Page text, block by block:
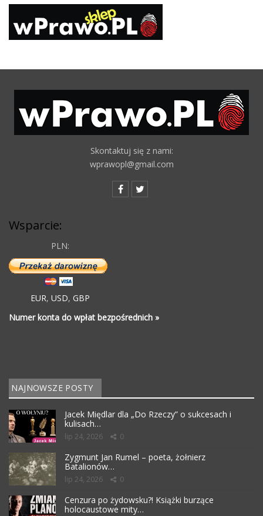
Skontaktuj się z nami:
wprawopl@gmail.com
Wsparcie:
PLN:
EUR, USD, GBP
Numer konta do wpłat bezpośrednich »
NAJNOWSZE POSTY
Jacek Międlar dla „Do Rzeczy” o sukcesach i
kulisach…
lip 24, 2026 0
Zygmunt Jan Rumel – poeta, żołnierz
Batalionów…
lip 24, 2026 0
Cenzura po żydowsku?! Książki burzące
holocaustowe mity…